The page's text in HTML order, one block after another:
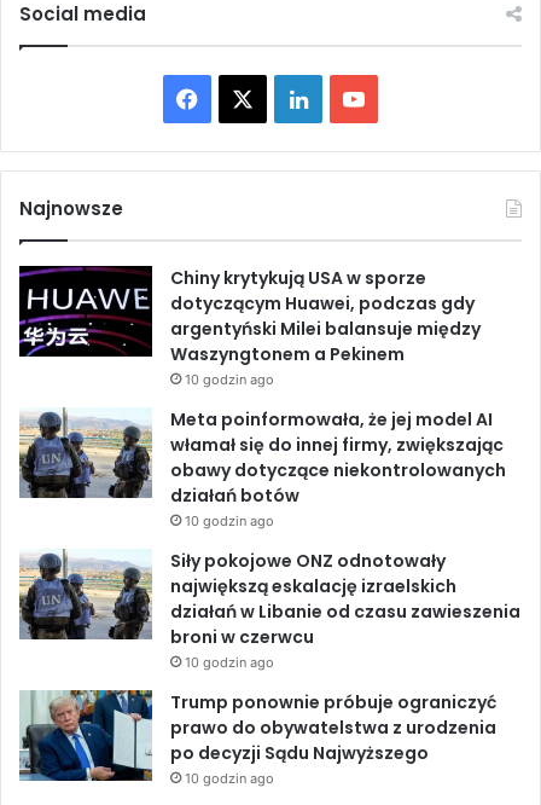
z
e
ś
a
c
h
B
e
u
t
u
z
r
e
m
a
i
b
n
e
Social media
a
e
b
o
o
k
L
i
k
e
d
n
o
T
u
b
Najnowsze
Chiny krytykują USA w sporze
dotyczącym Huawei, podczas gdy
argentyński Milei balansuje między
Waszyngtonem a Pekinem
10 godzin ago
Meta poinformowała, że jej model AI
włamał się do innej firmy, zwiększając
obawy dotyczące niekontrolowanych
działań botów
10 godzin ago
Siły pokojowe ONZ odnotowały
największą eskalację izraelskich
działań w Libanie od czasu zawieszenia
broni w czerwcu
10 godzin ago
Trump ponownie próbuje ograniczyć
prawo do obywatelstwa z urodzenia
po decyzji Sądu Najwyższego
10 godzin ago